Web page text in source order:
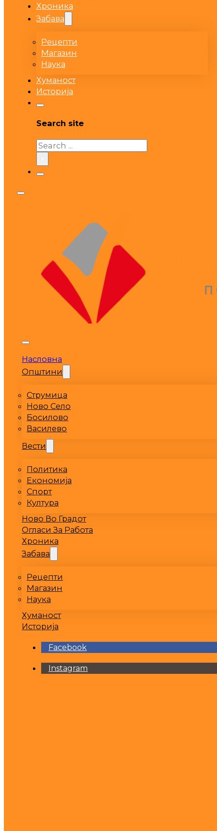
Хроника
Забава
Рецепти
Магазин
Наука
Хуманост
Историја
Search site
Search
Насловна
Општини
Струмица
Ново Село
Босилово
Василево
Вести
Политика
Економија
Спорт
Култура
Ново Во Градот
Огласи За Работа
Хроника
Забава
Рецепти
Магазин
Наука
Хуманост
Историја
Facebook
Instagram